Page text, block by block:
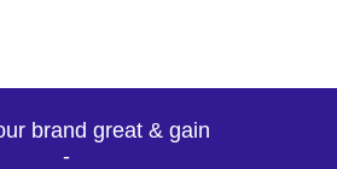
brand great & gain
-